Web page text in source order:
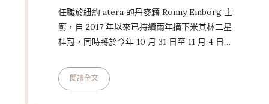
任職於紐約 atera 的丹麥籍 Ronny Emborg 主
廚，自 2017 年以來已持續兩年摘下米其林二星
桂冠，同時將於今年 10 月 31 日至 11 月 4 日再
及北歐各國啟發的經典菜色，推出「耀眼星光璀
璨饗宴」。 來自丹麥的 Emborg 主廚，自
閱讀全文